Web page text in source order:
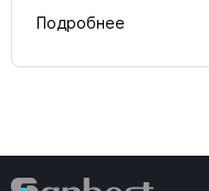
Подробнее